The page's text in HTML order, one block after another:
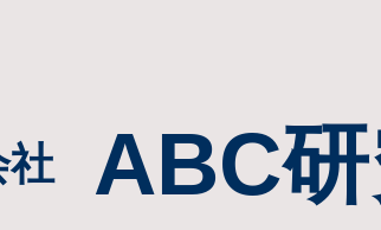
社 ABC